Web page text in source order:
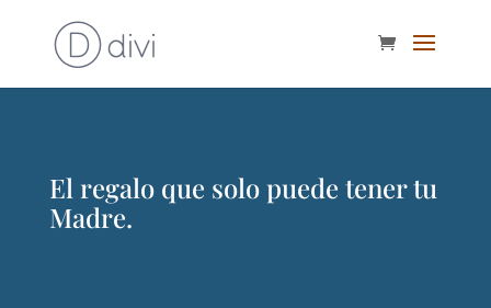
El regalo que solo puede tener tu
Madre.